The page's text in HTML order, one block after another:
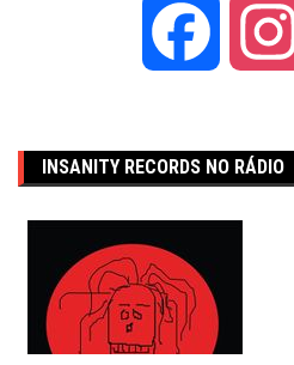
Facebook
INSANITY RECORDS NO RÁDIO